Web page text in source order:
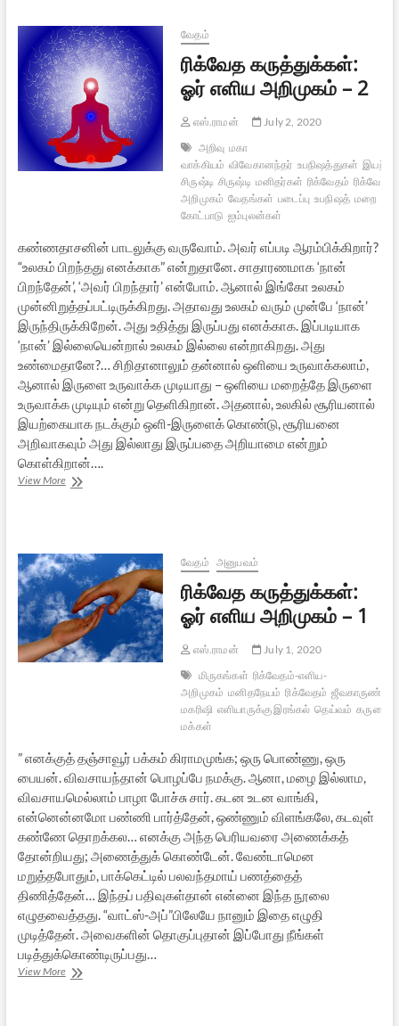
–
3
வேதம்
ரிக்வேத கருத்துக்கள்:
ஓர் எளிய அறிமுகம் – 2
எஸ்.ராமன்
July 2, 2020
அறிவு மகா
வாக்கியம் விவேகானந்தர் உபநிஷத்துகள்
சிருஷ்டி சிருஷ்டி மனிதர்கள் ரிக்வேதம்
அறிமுகம் வேதங்கள் படைப்பு உபநிஷத் மறை
கோட்பாடு ஐம்புலன்கள்
கண்ணதாசனின் பாடலுக்கு வருவோம். அவர் எப்படி ஆரம்பிக்கிறார்?
“உலகம் பிறந்தது எனக்காக” என்றுதானே. சாதாரணமாக ‘நான்
பிறந்தேன்’, ‘அவர் பிறந்தார்’ என்போம். ஆனால் இங்கோ உலகம்
முன்னிறுத்தப்பட்டிருக்கிறது. அதாவது உலகம் வரும் முன்பே ‘நான்’
இருந்திருக்கிறேன். அது உதித்து இருப்பது எனக்காக. இப்படியாக
‘நான்’ இல்லையென்றால் உலகம் இல்லை என்றாகிறது. அது
உண்மைதானே?… சிறிதானாலும் தன்னால் ஒளியை உருவாக்கலாம்,
ஆனால் இருளை உருவாக்க முடியாது – ஒளியை மறைத்தே இருளை
உருவாக்க முடியும் என்று தெளிகிறான். அதனால், உலகில் சூரியனால்
இயற்கையாக நடக்கும் ஒளி-இருளைக் கொண்டு, சூரியனை
அறிவாகவும் அது இல்லாது இருப்பதை அறியாமை என்றும்
கொள்கிறான்….
View Moreரிக்வேத
–
2
வேதம் அனுபவம்
ரிக்வேத கருத்துக்கள்:
ஓர் எளிய அறிமுகம் – 1
எஸ்.ராமன்
July 1, 2020
மிருகங்கள் ரிக்வேதம்-எளிய-
அறிமுகம் மனிதநேயம் ரிக்வேதம் ஜீவகாருண்யம்
மகரிஷி எளியாருக்கு இரங்கல் தெய்வம் கருணை
மக்கள்
” எனக்குத் தஞ்சாவூர் பக்கம் கிராமமுங்க; ஒரு பொண்ணு, ஒரு
பையன். விவசாயந்தான் பொழப்பே நமக்கு. ஆனா, மழை இல்லாம,
விவசாயமெல்லாம் பாழா போச்சு சார். கடன உடன வாங்கி,
என்னென்னமோ பண்ணி பார்த்தேன், ஒண்ணும் விளங்கலே, கடவுள்
கண்ணே தொறக்கல… எனக்கு அந்த பெரியவரை அணைக்கத்
தோன்றியது; அணைத்துக் கொண்டேன். வேண்டாமென
மறுத்தபோதும், பாக்கெட்டில் பலவந்தமாய் பணத்தைத்
திணித்தேன்… இந்தப் பதிவுகள்தான் என்னை இந்த நூலை
எழுதவைத்தது. “வாட்ஸ்-அப்”பிலேயே நானும் இதை எழுதி
முடித்தேன். அவைகளின் தொகுப்புதான் இப்போது நீங்கள்
படித்துக்கொண்டிருப்பது…
View Moreரிக்வேத